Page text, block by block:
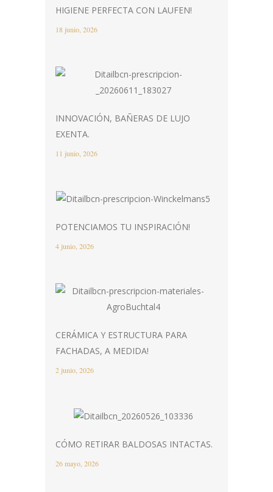
HIGIENE PERFECTA CON LAUFEN!
18 junio, 2026
INNOVACIÓN, BAÑERAS DE LUJO
EXENTA.
11 junio, 2026
POTENCIAMOS TU INSPIRACIÓN!
4 junio, 2026
CERÁMICA Y ESTRUCTURA PARA
FACHADAS, A MEDIDA!
2 junio, 2026
CÓMO RETIRAR BALDOSAS INTACTAS.
26 mayo, 2026